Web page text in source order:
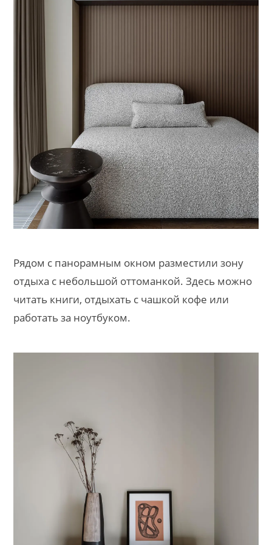
Рядом с панорамным окном разместили зону
отдыха с небольшой оттоманкой. Здесь можно
читать книги, отдыхать с чашкой кофе или
работать за ноутбуком.